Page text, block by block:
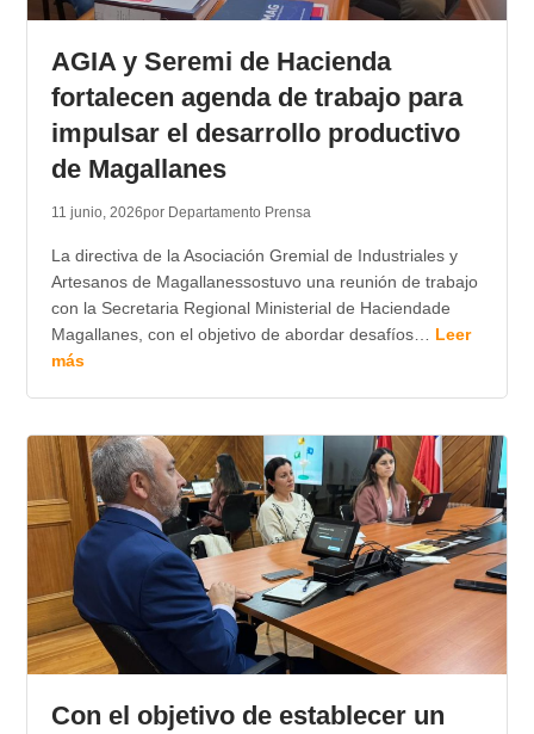
AGIA y Seremi de Hacienda
fortalecen agenda de trabajo para
impulsar el desarrollo productivo
de Magallanes
11 junio, 2026por Departamento Prensa
La directiva de la Asociación Gremial de Industriales y
Artesanos de Magallanessostuvo una reunión de trabajo
con la Secretaria Regional Ministerial de Haciendade
Magallanes, con el objetivo de abordar desafíos… Leer
más
Con el objetivo de establecer un